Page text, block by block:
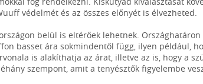
védelmét és az összes előnyét is élvezheted.
belül is eltérőek lehetnek.
basset ára sokmindentől függ, ilyen például,
is alakíthatja az árat, illetve az is, hogy a
szempont, amit a tenyésztők figyelembe